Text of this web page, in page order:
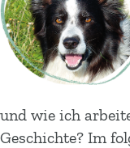
und wie ich
Geschichte? Im